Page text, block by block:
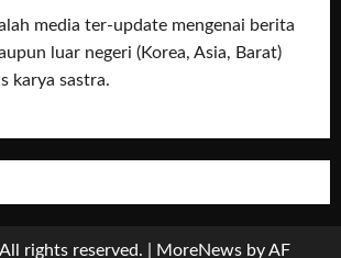
media ter-update mengenai berita
luar negeri (Korea, Asia, Barat)
karya sastra.
rights reserved. MoreNewsby AF